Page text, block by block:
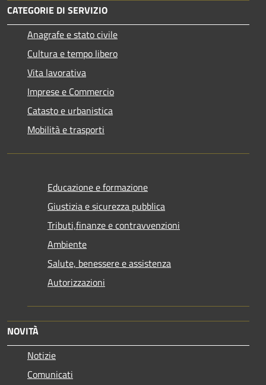
CATEGORIE DI SERVIZIO
Anagrafe e stato civile
Cultura e tempo libero
Vita lavorativa
Imprese e Commercio
Catasto e urbanistica
Mobilità e trasporti
Educazione e formazione
Giustizia e sicurezza pubblica
Tributi,finanze e contravvenzioni
Ambiente
Salute, benessere e assistenza
Autorizzazioni
NOVITÀ
Notizie
Comunicati